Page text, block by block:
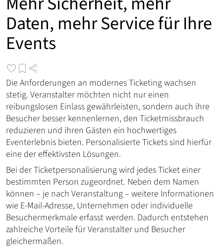
Daten, mehr Service für Ihre
Events
Die Anforderungen an modernes Ticketing wachsen
stetig. Veranstalter möchten nicht nur einen
reibungslosen Einlass gewährleisten, sondern auch ihre
Besucher besser kennenlernen, den Ticketmissbrauch
reduzieren und ihren Gästen ein hochwertiges
Eventerlebnis bieten. Personalisierte Tickets sind hierfür
eine der effektivsten Lösungen.
Bei der Ticketpersonalisierung wird jedes Ticket einer
bestimmten Person zugeordnet. Neben dem Namen
können – je nach Veranstaltung – weitere Informationen
wie E-Mail-Adresse, Unternehmen oder individuelle
Besuchermerkmale erfasst werden. Dadurch entstehen
zahlreiche Vorteile für Veranstalter und Besucher
gleichermaßen.